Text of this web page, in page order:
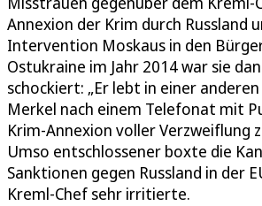
Annexion der Krim durch Russland
Intervention Moskaus in den
Ostukraine im Jahr 2014 war sie
schockiert: „Er lebt in einer
Merkel nach einem Telefonat mit
Krim-Annexion voller Verzweiflung
Umso entschlossener boxte die
Sanktionen gegen Russland in der
Kreml-Chef sehr irritierte.